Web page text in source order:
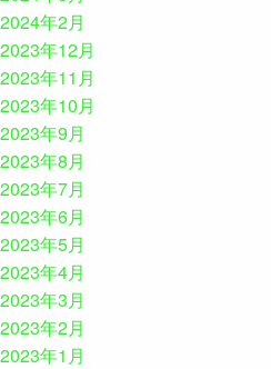
2024年2月
2023年12月
2023年11月
2023年10月
2023年9月
2023年8月
2023年7月
2023年6月
2023年5月
2023年4月
2023年3月
2023年2月
2023年1月